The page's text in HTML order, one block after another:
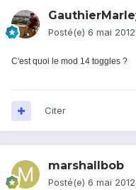
Posté(e) 6 mai 2012
C'est quoi le mod 14 toggles ?
Citer
marshallbob
Posté(e) 6 mai 2012